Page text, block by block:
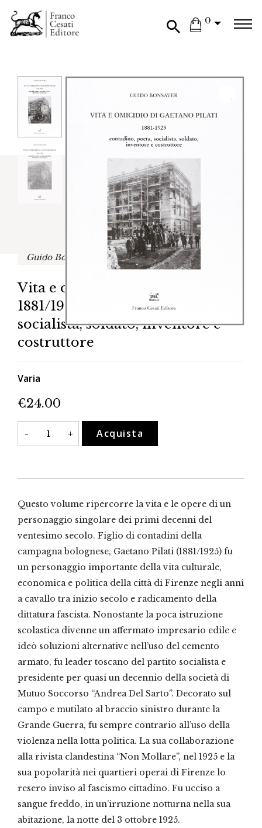
0
Guido Bonsaver
Vita e omicidio di Gaetano Pilati
1881/1925. Contadino, poeta,
socialista, soldato, inventore e
costruttore
Varia
€24.00
-
Vita
omicidio
1881/1925.
poeta,
socialista,
soldato,
inventore
e
costruttore
quantità
+ Acquista
Questo volume ripercorre la vita e le opere di un
personaggio singolare dei primi decenni del
ventesimo secolo. Figlio di contadini della
campagna bolognese, Gaetano Pilati (1881/1925) fu
un personaggio importante della vita culturale,
economica e politica della città di Firenze negli anni
a cavallo tra inizio secolo e radicamento della
dittatura fascista. Nonostante la poca istruzione
scolastica divenne un affermato impresario edile e
ideò soluzioni alternative nell’uso del cemento
armato, fu leader toscano del partito socialista e
presidente per quasi un decennio della società di
Mutuo Soccorso “Andrea Del Sarto”. Decorato sul
campo e mutilato al braccio sinistro durante la
Grande Guerra, fu sempre contrario all’uso della
violenza nella lotta politica. La sua collaborazione
alla rivista clandestina “Non Mollare”, nel 1925 e la
sua popolarità nei quartieri operai di Firenze lo
resero inviso al fascismo cittadino. Fu ucciso a
sangue freddo, in un’irruzione notturna nella sua
abitazione, la notte del 3 ottobre 1925.